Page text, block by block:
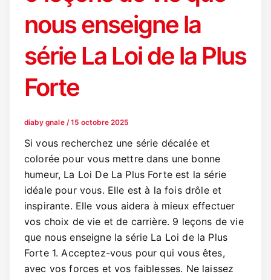
nous enseigne la
série La Loi de la Plus
Forte
diaby gnale /15 octobre 2025
Si vous recherchez une série décalée et
colorée pour vous mettre dans une bonne
humeur, La Loi De La Plus Forte est la série
idéale pour vous. Elle est à la fois drôle et
inspirante. Elle vous aidera à mieux effectuer
vos choix de vie et de carrière. 9 leçons de vie
que nous enseigne la série La Loi de la Plus
Forte 1. Acceptez-vous pour qui vous êtes,
avec vos forces et vos faiblesses. Ne laissez